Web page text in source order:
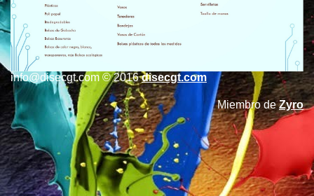
info@disecgt.com © 2016disecgt.com
Miembro deZyro